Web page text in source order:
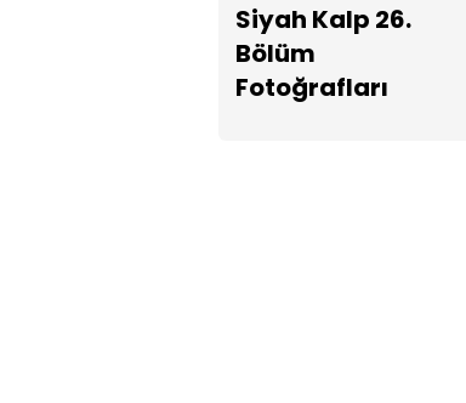
Siyah Kalp 26.
Bölüm
Fotoğrafları